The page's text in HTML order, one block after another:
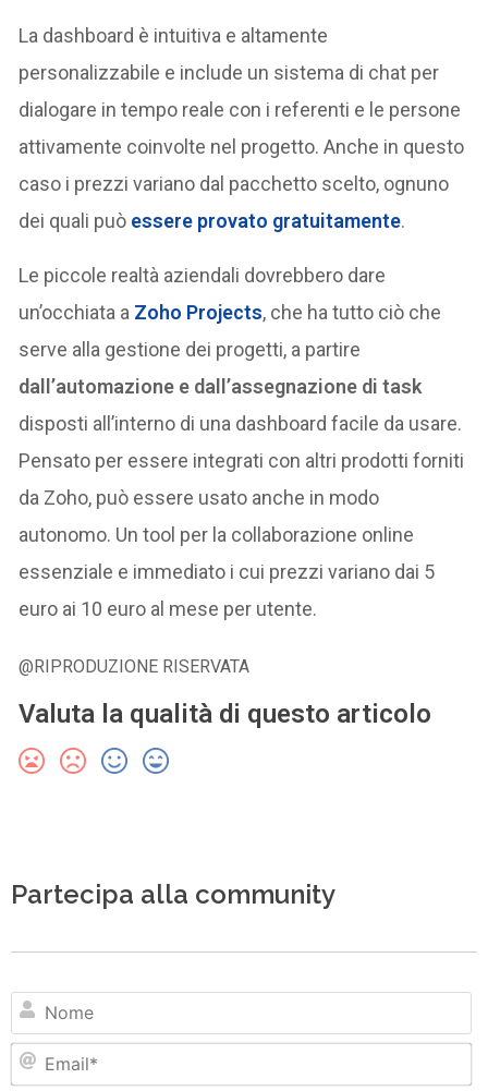
La dashboard è intuitiva e altamente
personalizzabile e include un sistema di chat per
dialogare in tempo reale con i referenti e le persone
attivamente coinvolte nel progetto. Anche in questo
caso i prezzi variano dal pacchetto scelto, ognuno
dei quali può essere provato gratuitamente.
Le piccole realtà aziendali dovrebbero dare
un’occhiata a Zoho Projects, che ha tutto ciò che
serve alla gestione dei progetti, a partire
dall’automazione e dall’assegnazione di task
disposti all’interno di una dashboard facile da usare.
Pensato per essere integrati con altri prodotti forniti
da Zoho, può essere usato anche in modo
autonomo. Un tool per la collaborazione online
essenziale e immediato i cui prezzi variano dai 5
euro ai 10 euro al mese per utente.
@RIPRODUZIONE RISERVATA
Valuta la qualità di questo articolo
Partecipa alla community